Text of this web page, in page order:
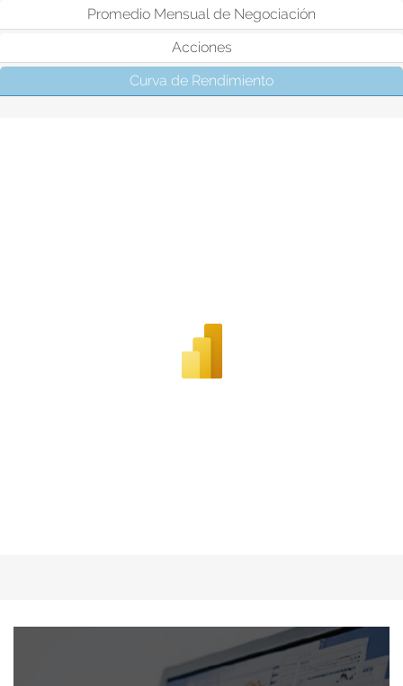
Promedio Mensual de Negociación
Acciones
Curva de Rendimiento